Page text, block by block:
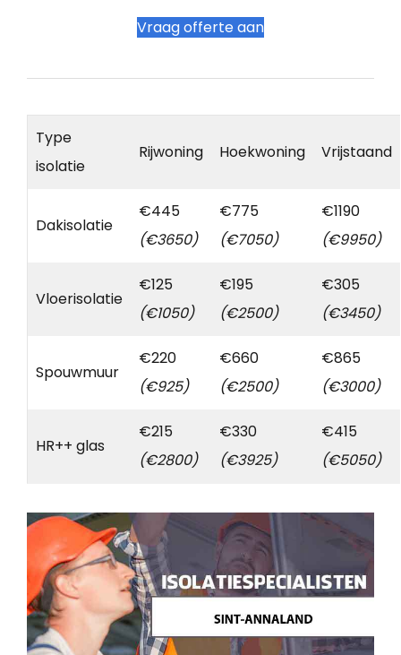
Vraag offerte aan
Type
isolatie
Rijwoning Hoekwoning Vrijstaand
Dakisolatie
€445
(€3650)
€775
(€7050)
€1190
(€9950)
Vloerisolatie
€125
(€1050)
€195
(€2500)
€305
(€3450)
Spouwmuur
€220
(€925)
€660
(€2500)
€865
(€3000)
HR++ glas
€215
(€2800)
€330
(€3925)
€415
(€5050)